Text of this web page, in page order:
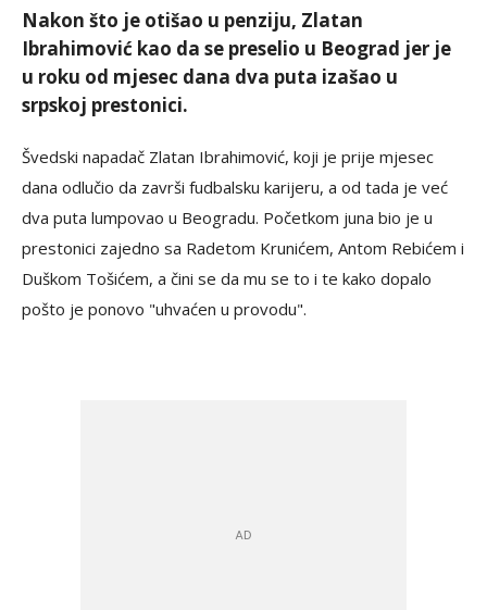
Nakon što je otišao u penziju, Zlatan
Ibrahimović kao da se preselio u Beograd jer je
u roku od mjesec dana dva puta izašao u
srpskoj prestonici.
Švedski napadač Zlatan Ibrahimović, koji je prije mjesec
dana odlučio da završi fudbalsku karijeru, a od tada je već
dva puta lumpovao u Beogradu. Početkom juna bio je u
prestonici zajedno sa Radetom Krunićem, Antom Rebićem i
Duškom Tošićem, a čini se da mu se to i te kako dopalo
pošto je ponovo "uhvaćen u provodu".